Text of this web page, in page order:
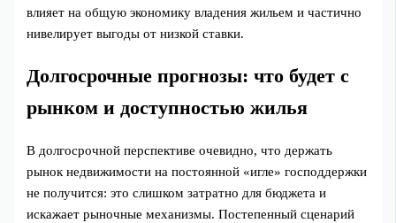
влияет на общую экономику владения жильем и частично
нивелирует выгоды от низкой ставки.
Долгосрочные прогнозы: что будет с
рынком и доступностью жилья
В долгосрочной перспективе очевидно, что держать
рынок недвижимости на постоянной «игле» господдержки
не получится: это слишком затратно для бюджета и
искажает рыночные механизмы. Постепенный сценарий